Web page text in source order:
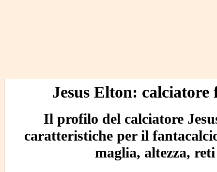
Jesus Elton: calciatore
Il profilo del calciatore
caratteristiche per il
maglia, altezza,